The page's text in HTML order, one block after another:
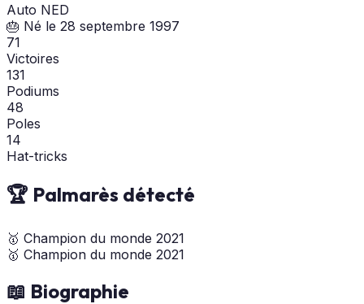
Auto NED
🎂 Né le 28 septembre 1997
71
Victoires
131
Podiums
48
Poles
14
Hat-tricks
🏆 Palmarès détecté
🥇 Champion du monde 2021
🥇 Champion du monde 2021
📖 Biographie